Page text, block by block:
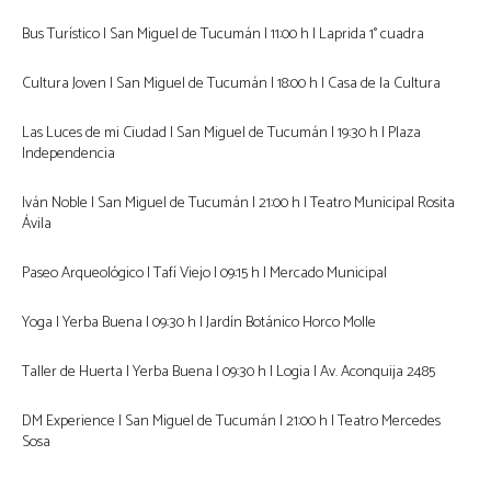
Bus Turístico | San Miguel de Tucumán | 11:00 h | Laprida 1° cuadra
Cultura Joven | San Miguel de Tucumán | 18:00 h | Casa de la Cultura
Las Luces de mi Ciudad | San Miguel de Tucumán | 19:30 h | Plaza
Independencia
Iván Noble | San Miguel de Tucumán | 21:00 h | Teatro Municipal Rosita
Ávila
Paseo Arqueológico | Tafí Viejo | 09:15 h | Mercado Municipal
Yoga | Yerba Buena | 09:30 h | Jardín Botánico Horco Molle
Taller de Huerta | Yerba Buena | 09:30 h | Logia | Av. Aconquija 2485
DM Experience | San Miguel de Tucumán | 21:00 h | Teatro Mercedes
Sosa